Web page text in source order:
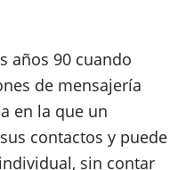
años 90 cuando
de mensajería
en la que un
contactos y puede
sin contar